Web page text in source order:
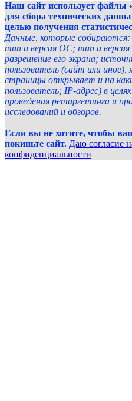
Наш сайт использует файлы
для сбора технических
целью получения
Данные, которые
тип и версия ОС; тип и
разрешение его экрана;
пользователь (сайт или иное),
страницы открывает и на
пользователь; IP-адрес) в
проведения ретаргетинга и
исследований и обзоров.
Если вы не хотите, чтобы
покиньте сайт. Даю согласие
конфиденциальности